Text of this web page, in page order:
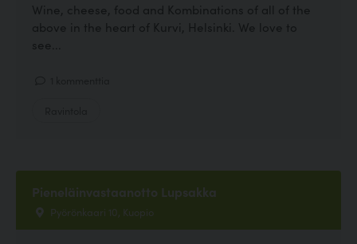
Wine, cheese, food and Kombinations of all of the
above in the heart of Kurvi, Helsinki. We love to
see...
Pieneläinvastaanotto Lupsakka
Pyörönkaari 10, Kuopio